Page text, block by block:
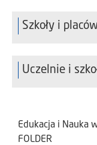
Szkoły i
Uczelnie i
Edukacja i Nauka
FOLDER